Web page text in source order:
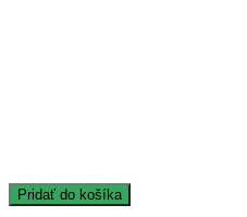
Pridať do košíka